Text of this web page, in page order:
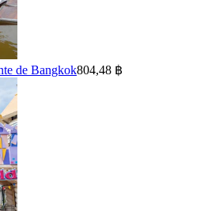
de Bangkok804,48 ฿